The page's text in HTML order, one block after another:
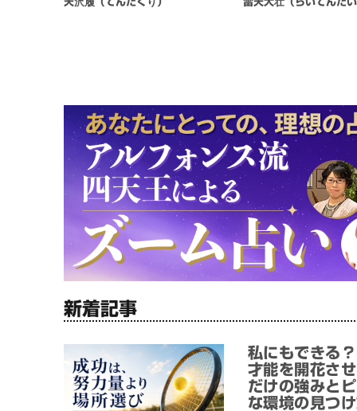
天沢履（てんたくり） 雷天大壮（らいてんた
新着記事
私にもできる
才能を開花さ
だけの強みと
な環境の見つ